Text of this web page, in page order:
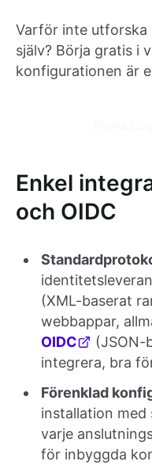
Varför inte utforska
själv? Börja gratis i
konfigurationen är
Enkel
och OIDC
(XML-baserat
webbappar,
OIDC
(JSON-
integrera, bra
Förenklad
installation
varje
för inbyggda